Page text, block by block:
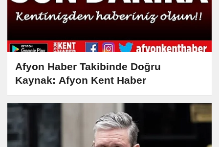
Afyon Haber Takibinde Doğru
Kaynak: Afyon Kent Haber